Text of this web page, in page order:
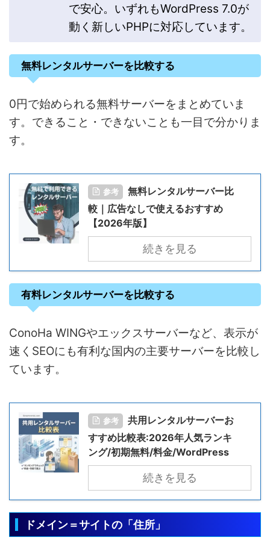
で安心。いずれもWordPress 7.0が
動く新しいPHPに対応しています。
無料レンタルサーバーを比較する
0円で始められる無料サーバーをまとめていま
す。できること・できないことも一目で分かりま
す。
参考
無料レンタルサーバー比
較｜広告なしで使えるおすすめ
【2026年版】
続きを見る
有料レンタルサーバーを比較する
ConoHa WINGやエックスサーバーなど、表示が
速くSEOにも有利な国内の主要サーバーを比較し
ています。
参考
共用レンタルサーバーお
すすめ比較表:2026年人気ランキ
ング/初期無料/料金/WordPress
続きを見る
ドメイン＝サイトの「住所」